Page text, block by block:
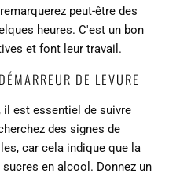
peut-être des
heures. C'est un bon
et font leur travail.
DE LEVURE
est essentiel de suivre
des signes de
car cela indique que la
en alcool. Donnez un